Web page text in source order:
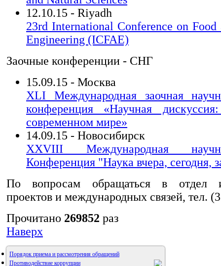
12.10.15 - Riyadh
23rd International Conference on
Engineering (ICFAE)
Заочные конференции - СНГ
15.09.15 - Москва
XLI Международная заочная
конференция «Научная
современном мире»
14.09.15 - Новосибирск
XXVIII Международная научно-
Конференция "Наука вчера, сегодня,
По вопросам обращаться в отдел
проектов и международных связей, тел.
Прочитано 269852 раз
Наверх
Порядок приема и рассмотрения обращений
Противодействие коррупции